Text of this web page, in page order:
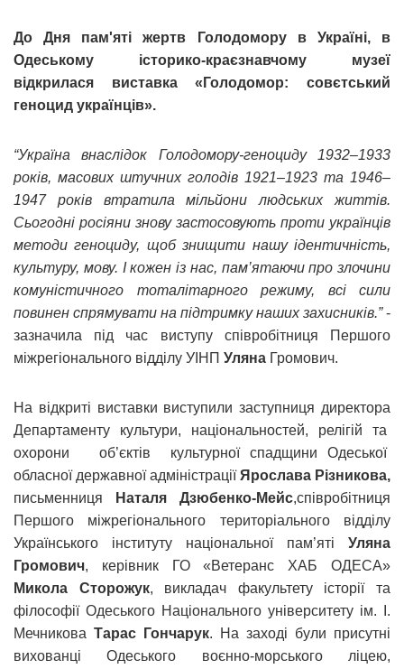
До Дня пам'яті жертв Голодомору в Україні, в
Одеському історико-краєзнавчому музеї
відкрилася виставка «Голодомор: совєтський
геноцид українців».
“Україна внаслідок Голодомору-геноциду 1932–1933
років, масових штучних голодів 1921–1923 та 1946–
1947 років втратила мільйони людських життів.
Сьогодні росіяни знову застосовують проти українців
методи геноциду, щоб знищити нашу ідентичність,
культуру, мову. І кожен із нас, пам’ятаючи про злочини
комуністичного тоталітарного режиму, всі сили
повинен спрямувати на підтримку наших захисників.”-
зазначила під час виступу співробітниця Першого
міжрегіонального відділу УІНП Уляна Громович.
На відкриті виставки виступили заступниця директора
Департаменту культури, національностей, релігій та
охорони об’єктів культурної спадщини Одеської
обласної державної адміністраціїЯрослава Різникова,
письменниця
Наталя Дзюбенко-Мейс,співробітниця
Першого міжрегіонального територіального відділу
Українського інституту національної пам’яті Уляна
Громович, керівник ГО «Ветеранс ХАБ ОДЕСА»
Микола Сторожук, викладач факультету історії та
філософії Одеського Національного університету ім. І.
Мечникова Тарас Гончарук. На заході були присутні
вихованці Одеського воєнно-морського ліцею,